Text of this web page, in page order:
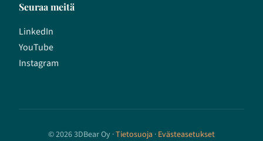
Seuraa meitä
LinkedIn
YouTube
Instagram
© 2026 3DBear Oy ·Tietosuoja · Evästeasetukset